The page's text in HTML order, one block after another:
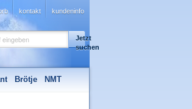
kontakt kundeninfo
Brötje
NMT
Jetzt
suchen